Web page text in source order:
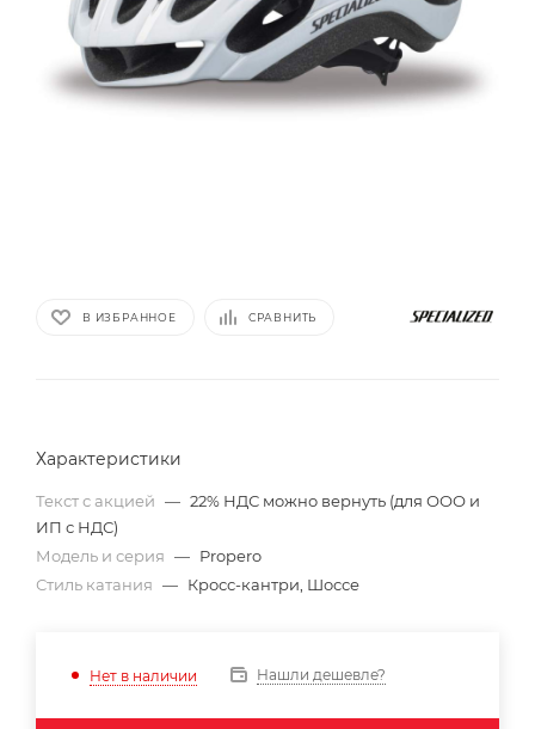
В ИЗБРАННОЕ СРАВНИТЬ
Характеристики
Текст с акцией — 22% НДС можно вернуть (для ООО и
ИП с НДС)
Модель и серия — Propero
Стиль катания — Кросс-кантри, Шоссе
Нет в наличии Нашли дешевле?